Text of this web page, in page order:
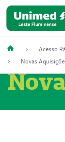
Acesso
Novas